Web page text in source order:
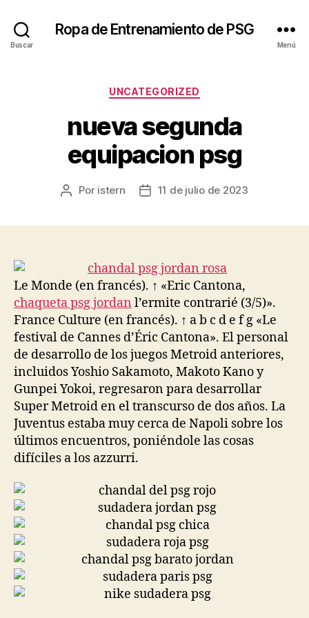
Buscar
Ropa de Entrenamiento de PSG
Menú
Categorías
UNCATEGORIZED
nueva segunda
equipacion psg
Autor
Por istern
Fecha11 de julio de 2023
Le Monde (en francés). ↑ «Eric Cantona,
chaqueta psg jordan l’ermite contrarié (3/5)».
France Culture (en francés). ↑ a b c d e f g «Le
festival de Cannes d’Éric Cantona». El personal
de desarrollo de los juegos Metroid anteriores,
incluidos Yoshio Sakamoto, Makoto Kano y
Gunpei Yokoi, regresaron para desarrollar
Super Metroid en el transcurso de dos años. La
Juventus estaba muy cerca de Napoli sobre los
últimos encuentros, poniéndole las cosas
difíciles a los azzurri.